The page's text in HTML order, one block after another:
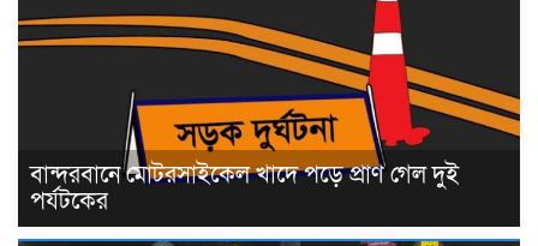
বান্দরবানে মোটরসাইকেল খাদে পড়ে প্রাণ গেল দুই
পর্যটকের